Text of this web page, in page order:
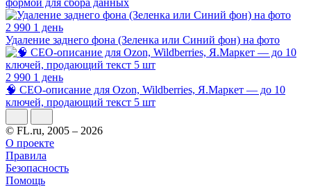
2 990 1 день
Удаление заднего фона (Зеленка или Синий фон) на фото
2 990 1 день
🧠 СЕО-описание для Ozon, Wildberries, Я.Маркет — до 10
ключей, продающий текст 5 шт
© FL.ru, 2005 – 2026
О проекте
Правила
Безопасность
Помощь